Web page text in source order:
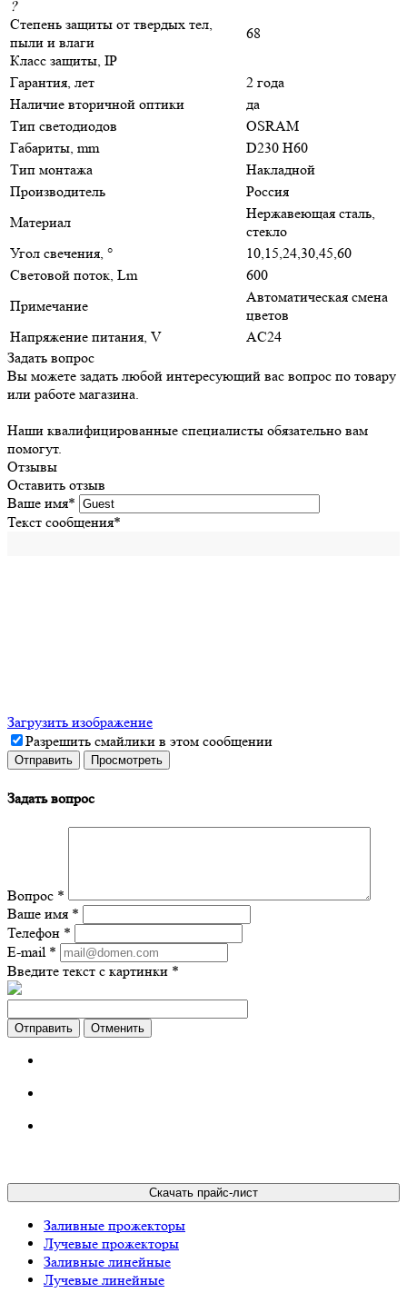
?
Степень защиты от твердых тел,
пыли и влаги
Класс защиты, IP
68
Гарантия, лет
2 года
Наличие вторичной оптики
да
Тип светодиодов
OSRAM
Габариты, mm
D230 H60
Тип монтажа
Накладной
Производитель
Россия
Материал
Нержавеющая сталь,
стекло
Угол свечения, °
10,15,24,30,45,60
Световой поток, Lm
600
Примечание
Автоматическая смена
цветов
Напряжение питания, V
AC24
Задать вопрос
Вы можете задать любой интересующий вас вопрос по товару
или работе магазина.
Наши квалифицированные специалисты обязательно вам
помогут.
Отзывы
Оставить отзыв
Ваше имя*
Текст сообщения*
Загрузить изображение
Разрешить смайлики в этом сообщении
Задать вопрос
Вопрос *
Ваше имя *
Телефон *
E-mail *
Введите текст с картинки *
Отменить
Скачать прайс-лист
Заливные прожекторы
Лучевые прожекторы
Заливные линейные
Лучевые линейные